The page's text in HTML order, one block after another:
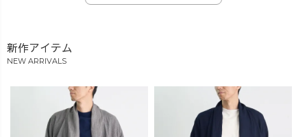
新作アイテム
NEW ARRIVALS